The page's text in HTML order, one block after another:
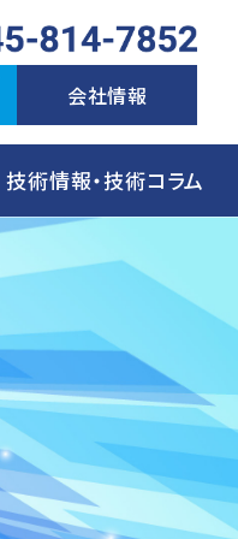
会社情報
技術情報・技術コラム